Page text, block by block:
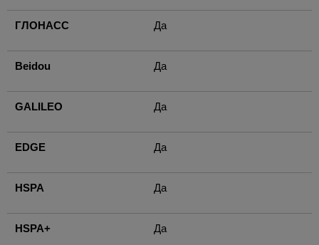
ГЛОНАСС Да
Beidou Да
GALILEO Да
EDGE Да
HSPA Да
HSPA+ Да